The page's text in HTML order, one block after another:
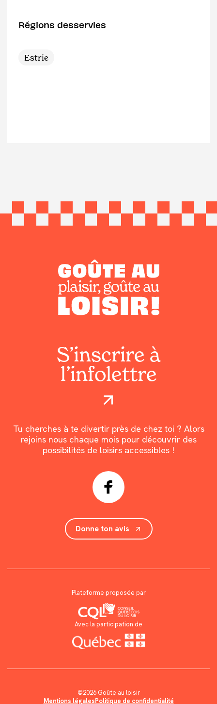
Régions desservies
Estrie
S’inscrire à
l’infolettre
Tu cherches à te divertir près de chez toi ? Alors
rejoins nous chaque mois pour découvrir des
possibilités de loisirs accessibles !
Donne ton avis
Plateforme proposée par
Avec la participation de
©2026 Goûte au loisir
Mentions légalesPolitique de confidentialité